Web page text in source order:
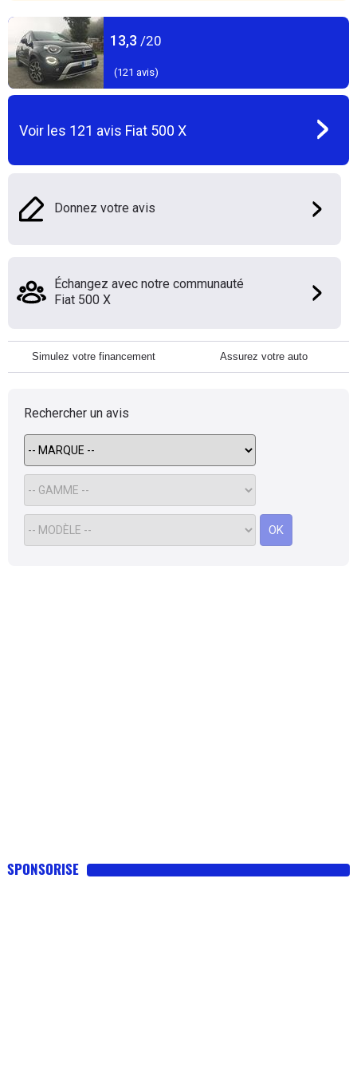
13,3 /20
(121 avis)
Voir les 121 avis Fiat 500 X
Donnez votre avis
Échangez avec notre communauté
Fiat 500 X
Simulez votre financement Assurez votre auto
Rechercher un avis
OK
SPONSORISE